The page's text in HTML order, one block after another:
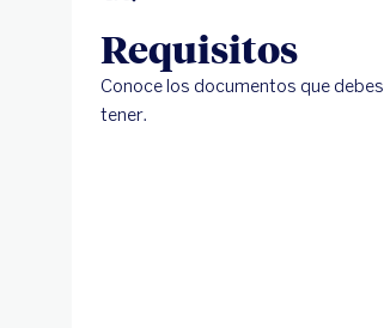
Requisitos
Conoce los documentos que debes
tener.